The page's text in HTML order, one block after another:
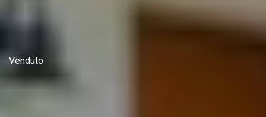
Venduto